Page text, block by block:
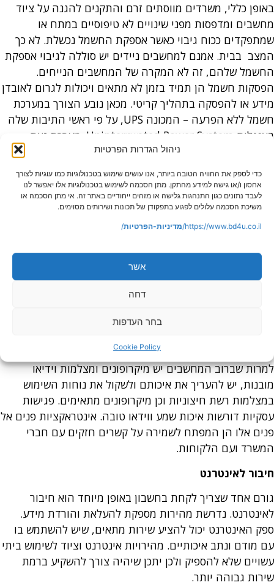
ניהול הגדרות הפרטיות
כדי לספק את החוויה הטובה ביותר, אנו עושים שימוש בטכנולוגיות כמו עוגיות לצורך
אחסון ו/או גישה למידע מהתקן. מתן הסכמה לשימוש בטכנולוגיות אלו יאפשר לנו
לעבד נתונים כגון התנהגות גלישה או מזהים ייחודיים באתר זה. אי מתן הסכמה או
משיכת הסכמה עלולים לפגוע בתפקודן של תכונות ושירותים מסוימים.
https://www.bd4u.co.il/ מדיניות-הפרטיות/
אשר
דחה
בחר העדפות
Cookie Policy
באופן כללי, משרדים מווסתים זרם והתקנים להגנה על ציוד
מחשבים ומדפסות מפני שינויים לא טיפוסיים במתח או
שמתפקדים ככוח גיבוי כאשר אספקת החשמל נכשלת. לא כך
המצב בבית. אמנם למחשבים ניידים יש סוללה לגיבוי אספקת
החשמל שלהם, זה לא המקרה של המחשבים הנייחים.
הפסקות חשמל הן תמיד בזמן לא מתאים ויכולות לגרום לאובדן
מידע או להפסקה בתהליך קריטי. מכאן נובע הצורך במערכת
חשמל ללא הפרעה – המכונה UPS, על פי ראשי התיבות שלה
באנגלית Uninterrupted Power System. מערכת זאת
מאפשרת אספקת חשמל במשך זמן מוגבל לכל המכשירים
שמחוברים אליה. לפיכך, ניתן להפסיק פעילויות מסוימות
ולאחסן קבצים באופן מבוקר, גם אם יש הפסקת חשמל.
כבלים שנראו דאגה קלה במשרד יכולים להיות דאגה מרכזית
בבית. חוסר בכבלים למדפסת, למצלמת הווידאו או לטעינה של
ללכת לחנות בזמנים מסוימים כדי לפתור את הבעיה.
מומלץ לבדוק את מצב הכבלים ואת פעולתם וכדאי אפילו שיהיו
לך כמה כבלים (וסוללות) לגיבוי כדי למזער הפרעות הנגרמות
ולהיות זמינים לשימוש. כמו כן, לוקח כמה דקות להבין בבירור
כיצד הם מתחברים ומתנתקים.
למרות שברוב המחשבים יש מיקרופונים ומצלמות וידיאו
מובנות, יש להעריך את איכותם ולשקול את נוחות השימוש
במצלמות רשת חיצוניות וכן מיקרופונים מתאימים. פגישות
עסקיות דורשות איכות שמע ווידאו טובה. אינטראקציות פנים אל
פנים אלו הן המפתח לשמירה על קשרים חזקים עם חברי
המשרד ועם הלקוחות.
חיבור לאינטרנט
גורם אחד שצריך לקחת בחשבון באופן מיוחד הוא חיבור
לאינטרנט. נדרשת מהירות מספקת להעלאת והורדת מידע.
ספק האינטרנט יכול להציע שירות מתאים, שיש להשתמש בו
עם מודם ונתב איכותיים. מהירויות אינטרנט וציוד לשימוש ביתי
עשויים שלא להספיק ולכן יתכן שיהיה צורך להשקיע ברמת
שירות גבוהה יותר.